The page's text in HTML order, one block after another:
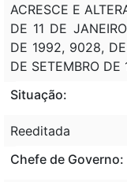
ACRESCE E
DE 11 DE
DE 1992, 9028,
DE SETEMBRO DE
Situação:
Reeditada
Chefe de Governo: